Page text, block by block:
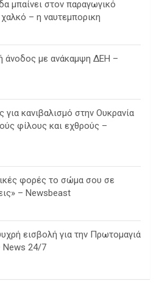
μπαίνει στον παραγωγικό
– η ναυτεμπορικη
άνοδος με ανάκαμψη ΔΕΗ –
για κανιβαλισμό στην Ουκρανία
φίλους και εχθρούς –
φορές το σώμα σου σε
– Newsbeast
εισβολή για την Πρωτομαγιά
News 24/7